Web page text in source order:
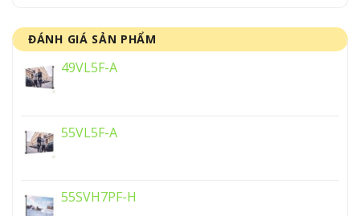
ĐÁNH GIÁ SẢN PHẨM
49VL5F-A
55VL5F-A
55SVH7PF-H